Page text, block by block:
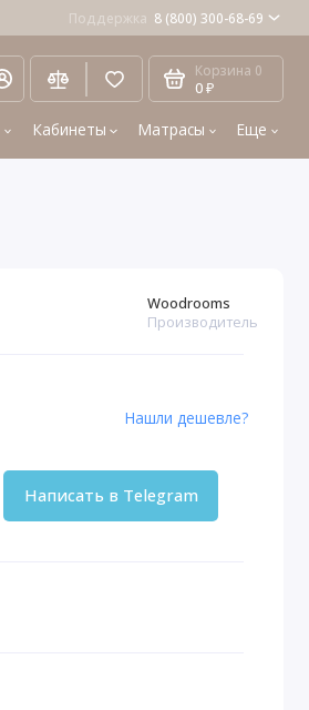
Поддержка 8 (800) 300-68-69
Корзина 0
0 ₽
Кабинеты Матрасы Еще
Woodrooms
Производитель
Написать в Telegram
Нашли дешевле?